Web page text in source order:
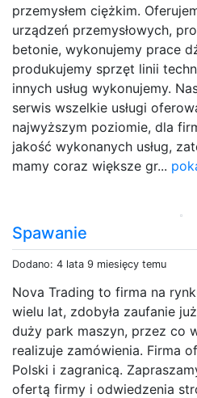
przemysłem ciężkim.
urządzeń przemysłowych,
betonie, wykonujemy prace
produkujemy sprzęt linii
innych usług wykonujemy.
serwis wszelkie usługi
najwyższym poziomie, dla
jakość wykonanych usług,
mamy coraz większe gr...
Spawanie
Dodano: 4 lata 9 miesięcy temu
Nova Trading to firma na
wielu lat, zdobyła zaufanie
duży park maszyn, przez co
realizuje zamówienia. Firma
Polski i zagranicą.
ofertą firmy i odwiedzenia